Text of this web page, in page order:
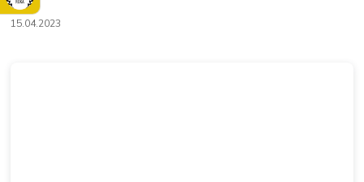
15.04.2023